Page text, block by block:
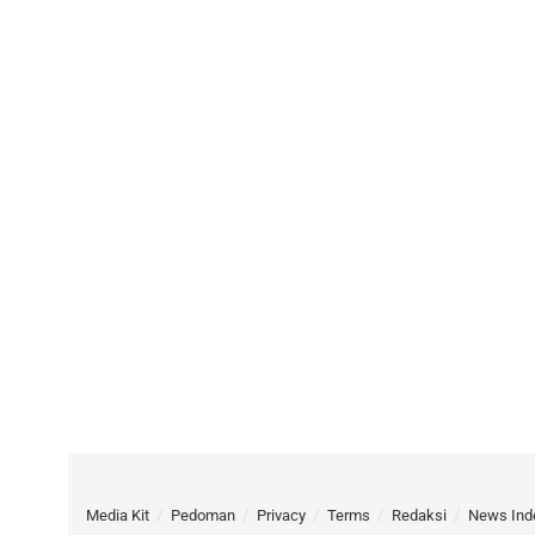
Media Kit Pedoman Privacy Terms Redaksi News